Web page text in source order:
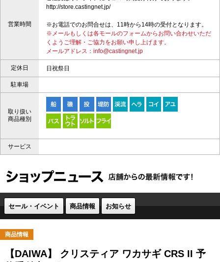
営業時間
http://store.castingnet.jp/
※お電話でのお問合せは、11時から14時の受付となります。
※メールもしくは各モールのフォームからお問い合わせいただ
くようご理解・ご協力をお願い申し上げます。
メールアドレス：info@castingnet.jp
定休日 日祝祭日
駐車場
取り扱い
商品種別
サービス
セール・イベント 商品情報 お知らせ
商品情報
【DAIWA】 クリスティア ワカサギ CRS II 予